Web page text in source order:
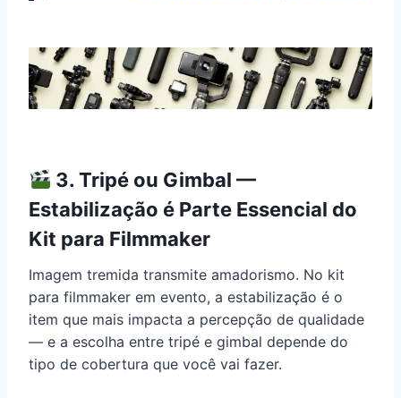
3. Tripé ou Gimbal —
Estabilização é Parte Essencial do
Kit para Filmmaker
Imagem tremida transmite amadorismo. No kit
para filmmaker em evento, a estabilização é o
item que mais impacta a percepção de qualidade
— e a escolha entre tripé e gimbal depende do
tipo de cobertura que você vai fazer.